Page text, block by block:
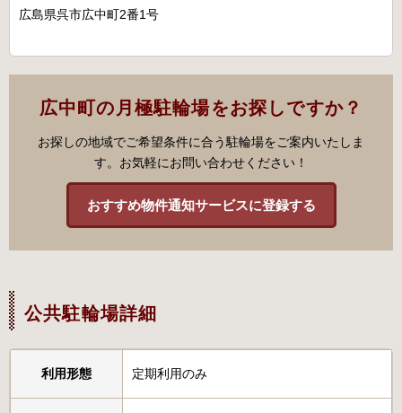
広島県呉市広中町2番1号
広中町の月極駐輪場をお探しですか？
お探しの地域でご希望条件に合う駐輪場をご案内いたしま
す。お気軽にお問い合わせください！
おすすめ物件通知サービスに登録する
公共駐輪場詳細
利用形態 定期利用のみ